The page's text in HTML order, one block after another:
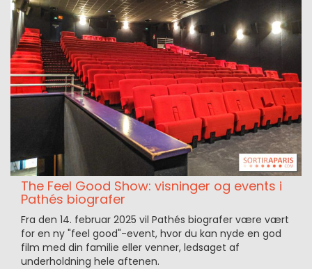
The Feel Good Show: visninger og events i
Pathés biografer
Fra den 14. februar 2025 vil Pathés biografer være vært
for en ny "feel good"-event, hvor du kan nyde en god
film med din familie eller venner, ledsaget af
underholdning hele aftenen.